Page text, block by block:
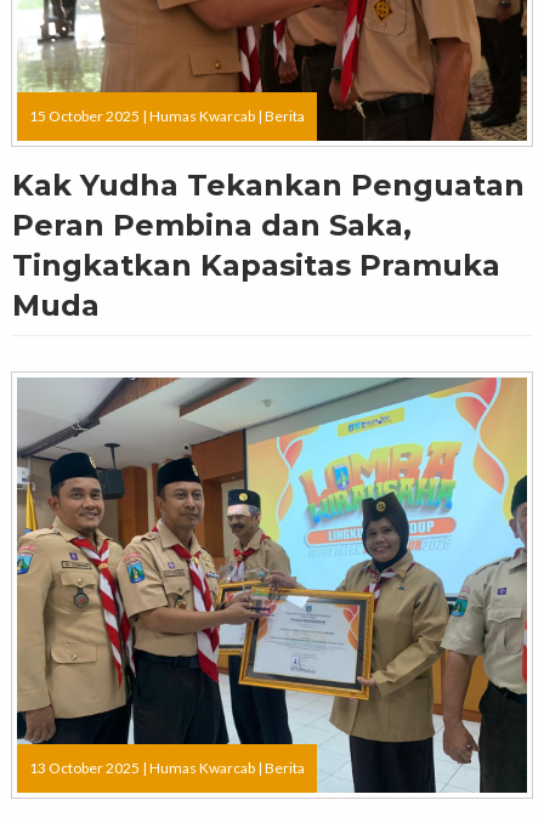
15 October 2025 | Humas Kwarcab | Berita
Kak Yudha Tekankan Penguatan
Peran Pembina dan Saka,
Tingkatkan Kapasitas Pramuka
Muda
13 October 2025 | Humas Kwarcab | Berita